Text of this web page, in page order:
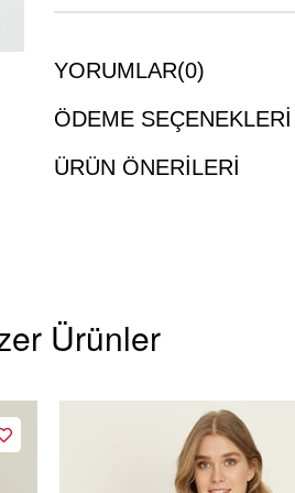
YORUMLAR(0)
ÖDEME SEÇENEKLERI
ÜRÜN ÖNERILERI
Ürünler